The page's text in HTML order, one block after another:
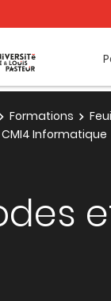
Formations
Informatique